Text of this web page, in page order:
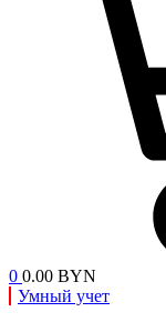
0 0.00 BYN
Умный учет